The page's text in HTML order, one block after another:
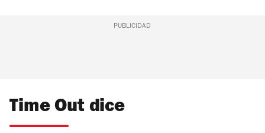
PUBLICIDAD
Time Out dice